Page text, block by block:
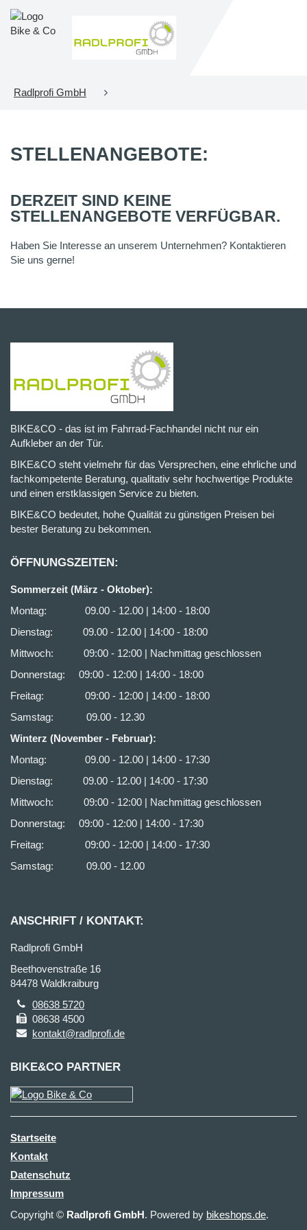
Radlprofi GmbH
STELLENANGEBOTE:
DERZEIT SIND KEINE
STELLENANGEBOTE VERFÜGBAR.
Haben Sie Interesse an unserem Unternehmen? Kontaktieren
Sie uns gerne!
BIKE&CO - das ist im Fahrrad-Fachhandel nicht nur ein
Aufkleber an der Tür.
BIKE&CO steht vielmehr für das Versprechen, eine ehrliche und
fachkompetente Beratung, qualitativ sehr hochwertige Produkte
und einen erstklassigen Service zu bieten.
BIKE&CO bedeutet, hohe Qualität zu günstigen Preisen bei
bester Beratung zu bekommen.
ÖFFNUNGSZEITEN:
Sommerzeit (März - Oktober):
Montag: 09.00 - 12.00 | 14:00 - 18:00
Dienstag: 09.00 - 12.00 | 14:00 - 18:00
Mittwoch: 09:00 - 12:00 | Nachmittag geschlossen
Donnerstag: 09:00 - 12:00 | 14:00 - 18:00
Freitag: 09:00 - 12:00 | 14:00 - 18:00
Samstag: 09.00 - 12.30
Winterz (November - Februar):
Montag: 09.00 - 12.00 | 14:00 - 17:30
Dienstag: 09.00 - 12.00 | 14:00 - 17:30
Mittwoch: 09:00 - 12:00 | Nachmittag geschlossen
Donnerstag: 09:00 - 12:00 | 14:00 - 17:30
Freitag: 09:00 - 12:00 | 14:00 - 17:30
Samstag: 09.00 - 12.00
ANSCHRIFT / KONTAKT:
Radlprofi GmbH
Beethovenstraße 16
84478 Waldkraiburg
08638 5720
08638 4500
kontakt@radlprofi.de
BIKE&CO PARTNER
Startseite
Kontakt
Datenschutz
Impressum
Copyright © Radlprofi GmbH. Powered by bikeshops.de.